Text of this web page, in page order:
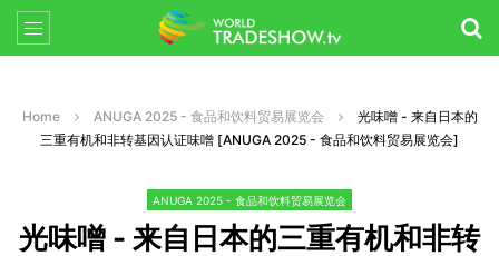
Home ANUGA 2025 - 食品和饮料贸易展览会
光味噌 - 来自日本的
三重有机和非转基因认证味噌 [ANUGA 2025 - 食品和饮料贸易展览会]
ANUGA 2025 - 食品和饮料贸易展览会
光味噌 - 来自日本的三重有机和非转